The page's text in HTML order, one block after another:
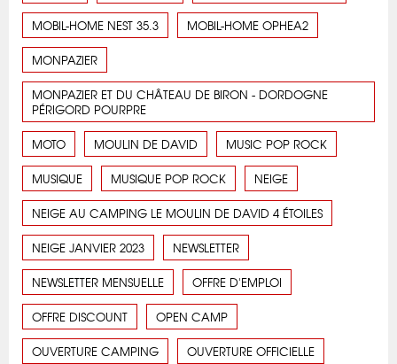
MOBIL-HOME NEST 35.3 MOBIL-HOME OPHEA2
MONPAZIER
MONPAZIER ET DU CHÂTEAU DE BIRON - DORDOGNE
PÉRIGORD POURPRE
MOTO MOULIN DE DAVID MUSIC POP ROCK
MUSIQUE MUSIQUE POP ROCK NEIGE
NEIGE AU CAMPING LE MOULIN DE DAVID 4 ÉTOILES
NEIGE JANVIER 2023 NEWSLETTER
NEWSLETTER MENSUELLE OFFRE D'EMPLOI
OFFRE DISCOUNT OPEN CAMP
OUVERTURE CAMPING OUVERTURE OFFICIELLE